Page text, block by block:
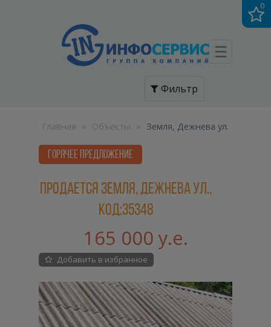
☰
Фильтр
Главная » Объекты » Земля, Дежнева ул.
ГОРЯЧЕЕ ПРЕДЛОЖЕНИЕ
Продается Земля, Дежнева ул.,
код:35348
165 000 у.е.
Добавить в избранное
0